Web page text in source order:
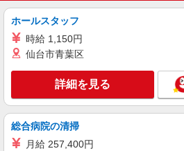
月給259200円〜
る） ※残業手当別途
1500円〜 ★交通費別
+゜・。○。・゜+゜
ィブ支給(規定有) ゜
+゜
熊本県熊本市中
派遣社員
株式会社シエロ
時給 未経験1400
ホールスタッフ
時給 1,150円
仙台市青葉区
詳細を見る
総合病院の清掃
月給 257,400円